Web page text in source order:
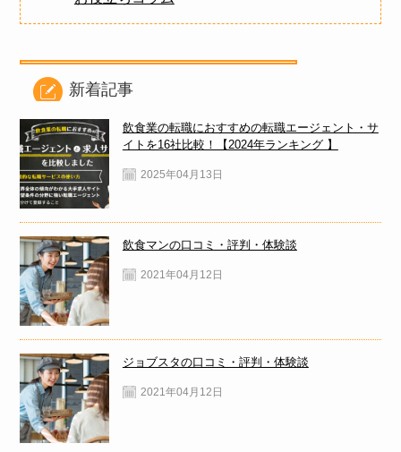
新着記事
飲食業の転職におすすめの転職エージェント・サ
イトを16社比較！【2024年ランキング 】
2025年04月13日
飲食マンの口コミ・評判・体験談
2021年04月12日
ジョブスタの口コミ・評判・体験談
2021年04月12日